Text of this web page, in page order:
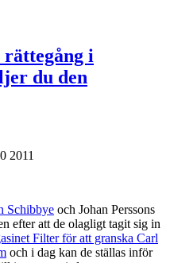
rättegång i
du den
2011
Schibbye och Johan Perssons
efter att de olagligt tagit sig in
Filter för att granska Carl
och i dag kan de ställas inför